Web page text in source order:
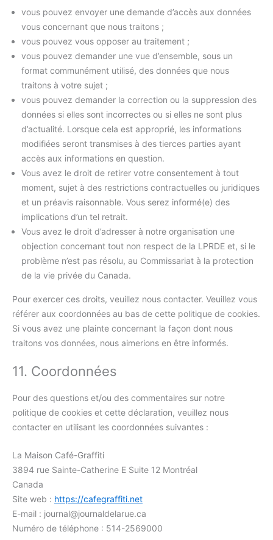
vous pouvez envoyer une demande d’accès aux données
vous concernant que nous traitons ;
vous pouvez vous opposer au traitement ;
vous pouvez demander une vue d’ensemble, sous un
format communément utilisé, des données que nous
traitons à votre sujet ;
vous pouvez demander la correction ou la suppression des
données si elles sont incorrectes ou si elles ne sont plus
d’actualité. Lorsque cela est approprié, les informations
modifiées seront transmises à des tierces parties ayant
accès aux informations en question.
Vous avez le droit de retirer votre consentement à tout
moment, sujet à des restrictions contractuelles ou juridiques
et un préavis raisonnable. Vous serez informé(e) des
implications d’un tel retrait.
Vous avez le droit d’adresser à notre organisation une
objection concernant tout non respect de la LPRDE et, si le
problème n’est pas résolu, au Commissariat à la protection
de la vie privée du Canada.
Pour exercer ces droits, veuillez nous contacter. Veuillez vous
référer aux coordonnées au bas de cette politique de cookies.
Si vous avez une plainte concernant la façon dont nous
traitons vos données, nous aimerions en être informés.
11. Coordonnées
Pour des questions et/ou des commentaires sur notre
politique de cookies et cette déclaration, veuillez nous
contacter en utilisant les coordonnées suivantes :
La Maison Café-Graffiti
3894 rue Sainte-Catherine E Suite 12 Montréal
Canada
Site web : https://cafegraffiti.net
E-mail : journal@journaldelarue.ca
Numéro de téléphone : 514-2569000